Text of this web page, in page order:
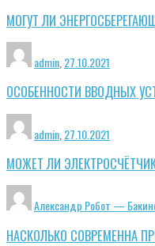
МОГУТ ЛИ
admin 27.10.2021
ОСОБЕННОСТИ ВВОДНЫХ
admin 27.10.2021
МОЖЕТ ЛИ
Александр Робот —
НАСКОЛЬКО СОВРЕМЕННА